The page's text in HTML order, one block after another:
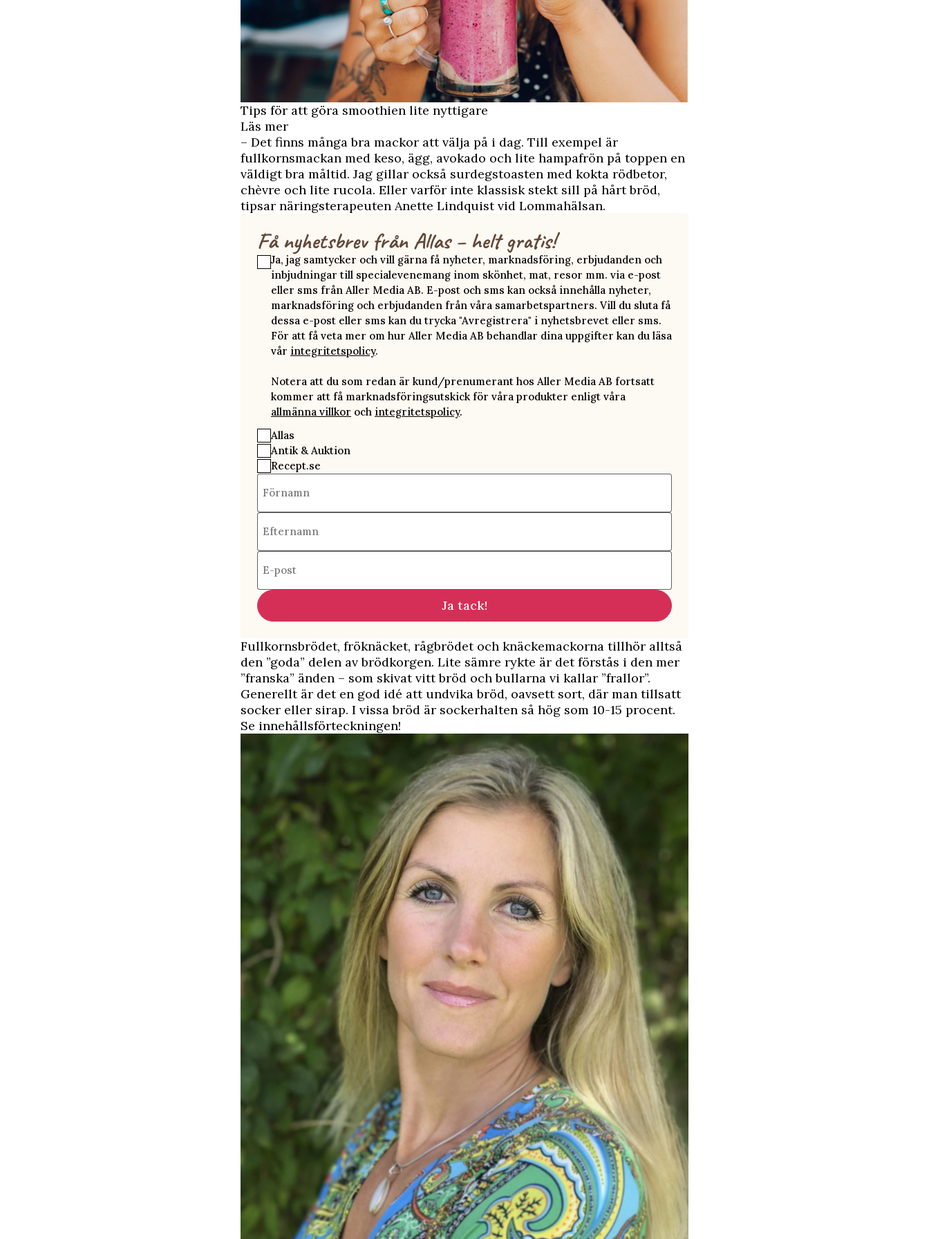
Tips för att göra smoothien lite nyttigare
Läs mer
– Det finns många bra mackor att välja på i dag. Till exempel är
fullkornsmackan med keso, ägg, avokado och lite hampafrön på toppen en
väldigt bra måltid. Jag gillar också surdegstoasten med kokta rödbetor,
chèvre och lite rucola. Eller varför inte klassisk stekt sill på hårt bröd,
tipsar näringsterapeuten Anette Lindquist vid Lommahälsan.
Få nyhetsbrev från Allas – helt gratis!
Ja, jag samtycker och vill gärna få nyheter, marknadsföring, erbjudanden och
inbjudningar till specialevenemang inom skönhet, mat, resor mm. via e-post
eller sms från Aller Media AB. E-post och sms kan också innehålla nyheter,
marknadsföring och erbjudanden från våra samarbetspartners. Vill du sluta få
dessa e-post eller sms kan du trycka "Avregistrera" i nyhetsbrevet eller sms.
För att få veta mer om hur Aller Media AB behandlar dina uppgifter kan du läsa
vår integritetspolicy.
Notera att du som redan är kund/prenumerant hos Aller Media AB fortsatt
kommer att få marknadsföringsutskick för våra produkter enligt våra
allmänna villkor och integritetspolicy.
Allas
Antik & Auktion
Recept.se
Förnamn
Efternamn
E-post
Ja tack!
Fullkornsbrödet, fröknäcket, rågbrödet och knäckemackorna tillhör alltså
den ”goda” delen av brödkorgen. Lite sämre rykte är det förstås i den mer
”franska” änden – som skivat vitt bröd och bullarna vi kallar ”frallor”.
Generellt är det en god idé att undvika bröd, oavsett sort, där man tillsatt
socker eller sirap. I vissa bröd är sockerhalten så hög som 10-15 procent.
Se innehållsförteckningen!